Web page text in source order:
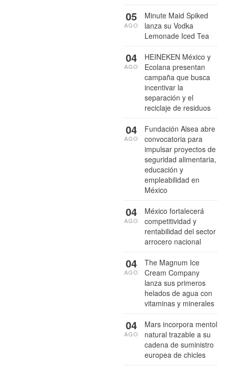
Minute Maid Spiked
lanza su Vodka
Lemonade Iced Tea
05
AGO
HEINEKEN México y
Ecolana presentan
campaña que busca
incentivar la
separación y el
reciclaje de residuos
04
AGO
Fundación Alsea abre
convocatoria para
impulsar proyectos de
seguridad alimentaria,
educación y
empleabilidad en
México
04
AGO
México fortalecerá
competitividad y
rentabilidad del sector
arrocero nacional
04
AGO
The Magnum Ice
Cream Company
lanza sus primeros
helados de agua con
vitaminas y minerales
04
AGO
Mars incorpora mentol
natural trazable a su
cadena de suministro
europea de chicles
04
AGO